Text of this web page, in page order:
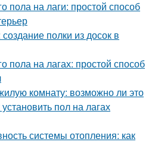
пола на лаги: простой способ
полки из досок в
пола на лагах: простой способ
комнату: возможно ли это
пол на лагах
системы отопления: как